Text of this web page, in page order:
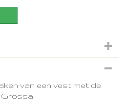
van een vest met de